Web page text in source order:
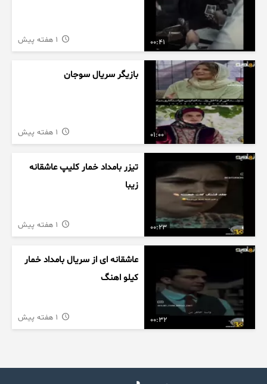
00:41
01:00
بازیگر سریال سوجان
00:23
تیزر بامداد خمار کلیپ عاشقانه
زیبا
00:32
عاشقانه ای از سریال بامداد خمار
کیلو اهنگ